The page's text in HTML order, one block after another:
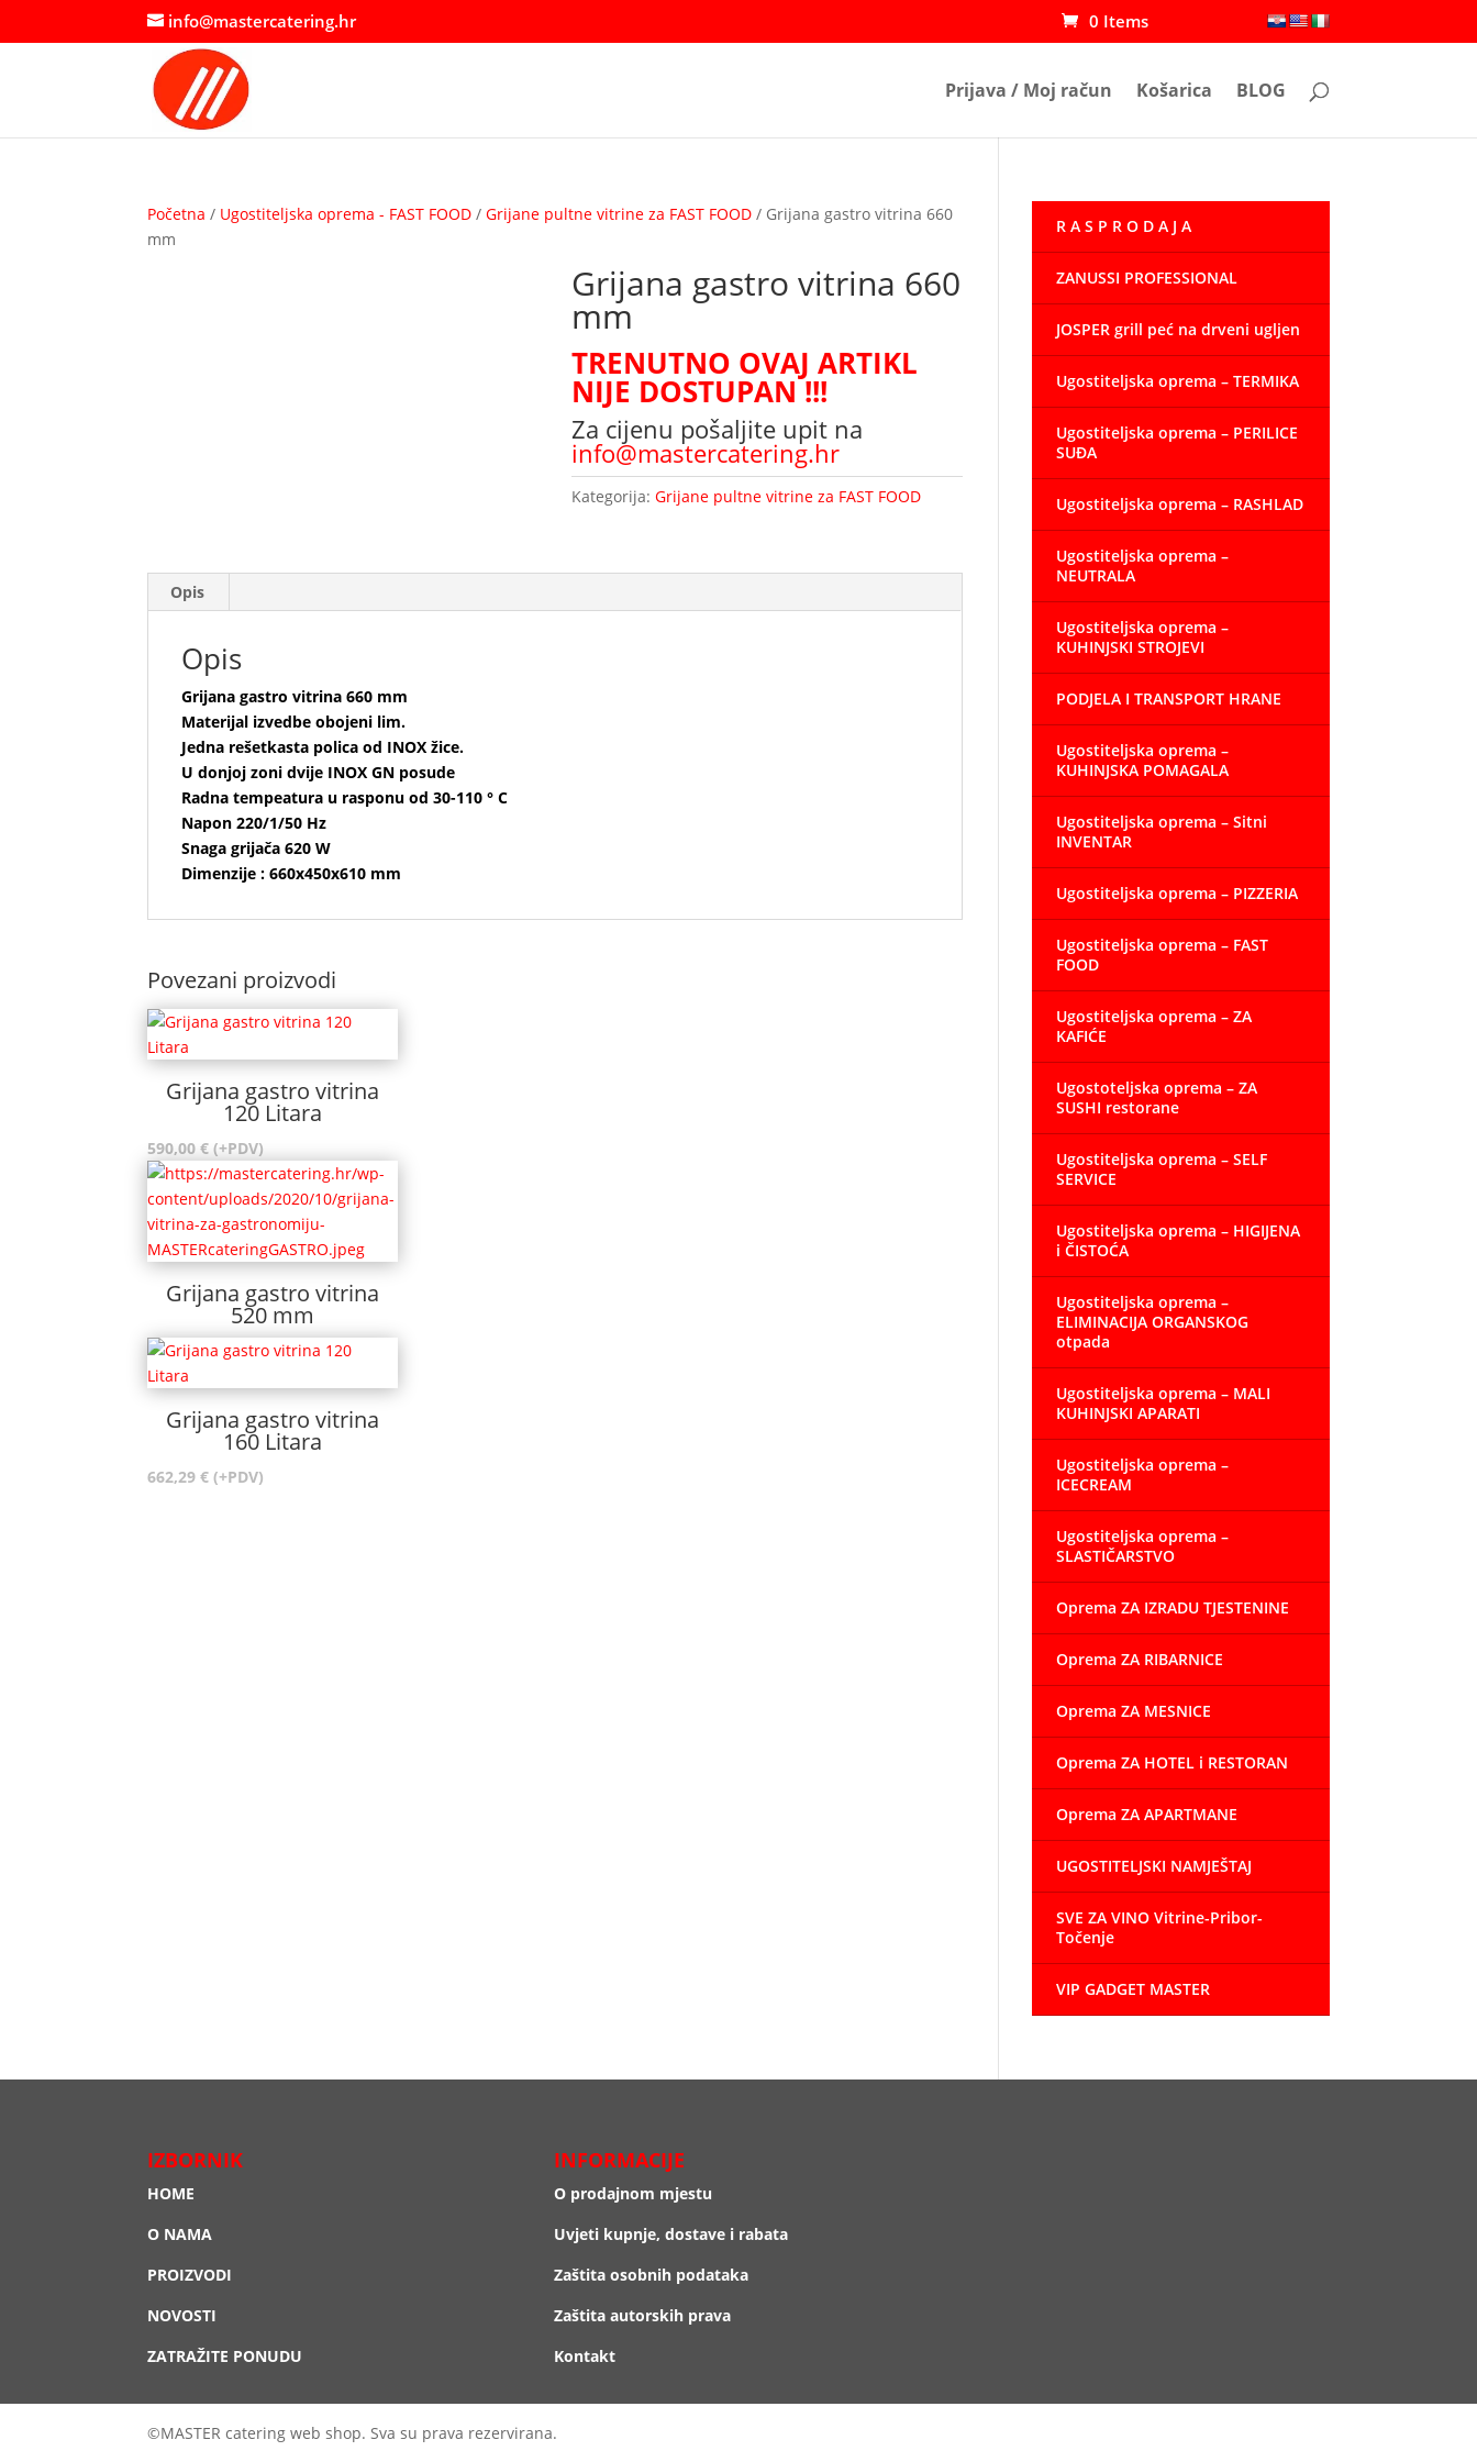
info@mastercatering.hr 0 Items
Prijava / Moj račun Košarica BLOG
Početna / Ugostiteljska oprema - FAST FOOD /Grijane pultne vitrine za FAST FOOD / Grijana gastro vitrina 660
mm
Grijana gastro vitrina 660
mm
TRENUTNO OVAJ ARTIKL
NIJE DOSTUPAN !!!
Za cijenu pošaljite upit na
info@mastercatering.hr
Kategorija:Grijane pultne vitrine za FAST FOOD
Opis
Opis
Grijana gastro vitrina 660 mm
Materijal izvedbe obojeni lim.
Jedna rešetkasta polica od INOX žice.
U donjoj zoni dvije INOX GN posude
Radna tempeatura u rasponu od 30-110 ° C
Napon 220/1/50 Hz
Snaga grijača 620 W
Dimenzije : 660x450x610 mm
Povezani proizvodi
Grijana gastro vitrina
120 Litara
590,00€ (+PDV)
Grijana gastro vitrina
520 mm
Grijana gastro vitrina
160 Litara
662,29€ (+PDV)
R A S P R O D A J A
ZANUSSI PROFESSIONAL
JOSPER grill peć na drveni ugljen
Ugostiteljska oprema – TERMIKA
Ugostiteljska oprema – PERILICE
SUĐA
Ugostiteljska oprema – RASHLAD
Ugostiteljska oprema –
NEUTRALA
Ugostiteljska oprema –
KUHINJSKI STROJEVI
PODJELA I TRANSPORT HRANE
Ugostiteljska oprema –
KUHINJSKA POMAGALA
Ugostiteljska oprema – Sitni
INVENTAR
Ugostiteljska oprema – PIZZERIA
Ugostiteljska oprema – FAST
FOOD
Ugostiteljska oprema – ZA
KAFIĆE
Ugostoteljska oprema – ZA
SUSHI restorane
Ugostiteljska oprema – SELF
SERVICE
Ugostiteljska oprema – HIGIJENA
i ČISTOĆA
Ugostiteljska oprema –
ELIMINACIJA ORGANSKOG
otpada
Ugostiteljska oprema – MALI
KUHINJSKI APARATI
Ugostiteljska oprema –
ICECREAM
Ugostiteljska oprema –
SLASTIČARSTVO
Oprema ZA IZRADU TJESTENINE
Oprema ZA RIBARNICE
Oprema ZA MESNICE
Oprema ZA HOTEL i RESTORAN
Oprema ZA APARTMANE
UGOSTITELJSKI NAMJEŠTAJ
SVE ZA VINO Vitrine-Pribor-
Točenje
VIP GADGET MASTER
IZBORNIK
HOME
O NAMA
PROIZVODI
NOVOSTI
ZATRAŽITE PONUDU
INFORMACIJE
O prodajnom mjestu
Uvjeti kupnje, dostave i rabata
Zaštita osobnih podataka
Zaštita autorskih prava
Kontakt
©MASTER catering web shop. Sva su prava rezervirana.